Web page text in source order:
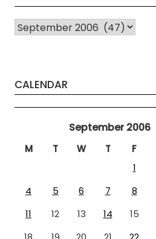
Arhiva
CALENDAR
September 2006
M T W T F
1
4
5 6 7 8
11
12 13 14 15